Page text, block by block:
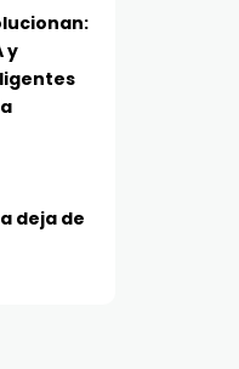
y
deja de